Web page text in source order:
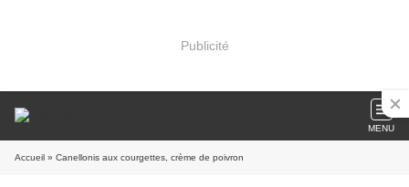
Publicité
MENU
Accueil » Canellonis aux courgettes, crème de poivron